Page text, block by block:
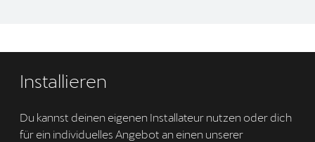
Installieren
Du kannst deinen eigenen Installateur nutzen oder dich
für ein individuelles Angebot an einen unserer